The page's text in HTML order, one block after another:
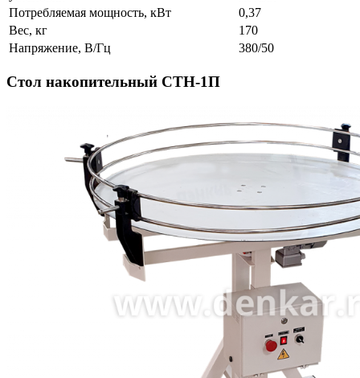
Потребляемая мощность, кВт
0,37
Вес, кг
170
Напряжение, В/Гц
380/50
Стол накопительный СТН-1П